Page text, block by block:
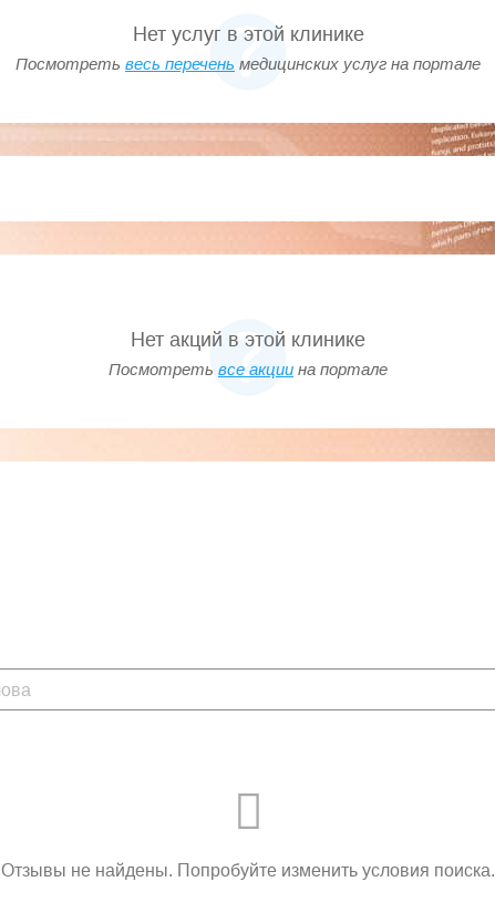
Нет услуг в этой клинике
Посмотреть весь перечень медицинских услуг на портале
Нет акций в этой клинике
Посмотреть все акции на портале
Отзывы не найдены. Попробуйте изменить условия поиска.